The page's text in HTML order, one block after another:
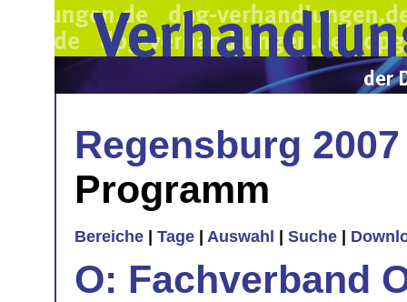
Regensburg 2007
Programm
Bereiche Tage Auswahl Suche
O: Fachverband